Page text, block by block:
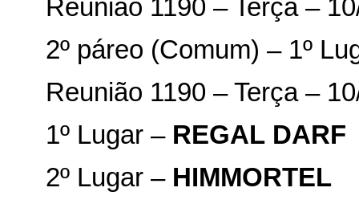
Reunião 1190 – Terça –
2º páreo (Comum) – 1º
Reunião 1190 – Terça –
1º Lugar – REGAL DARF
2º Lugar – HIMMORTEL